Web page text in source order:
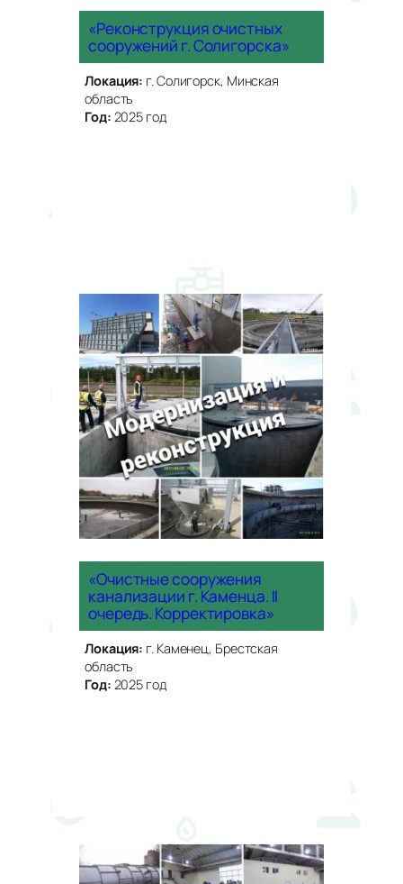
«Реконструкция очистных
сооружений г. Солигорска»
Локация: г. Солигорск, Минская
область
Год: 2025 год
«Очистные сооружения
канализации г. Каменца. II
очередь. Корректировка»
Локация: г. Каменец, Брестская
область
Год: 2025 год